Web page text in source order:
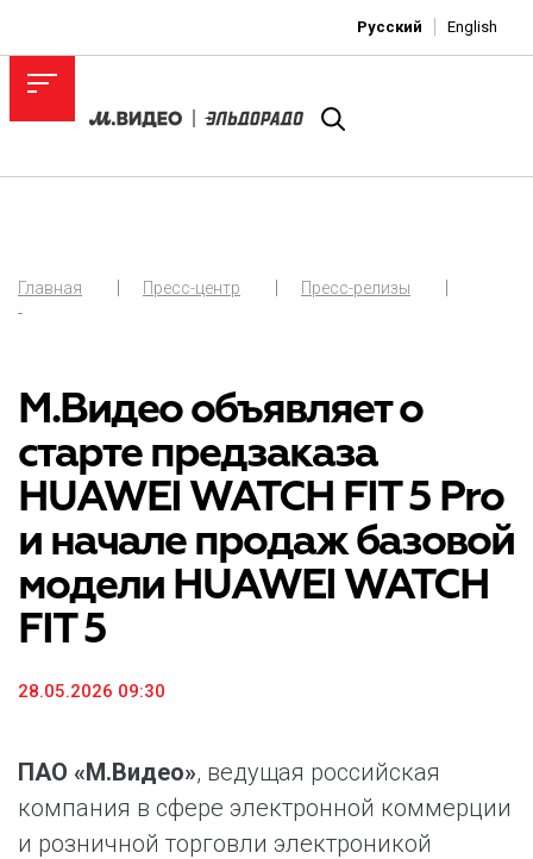
Русский English
Главная Пресс-центр
Пресс-релизы
-
М.Видео объявляет о
старте предзаказа
HUAWEI WATCH FIT 5 Pro
и начале продаж базовой
модели HUAWEI WATCH
FIT 5
28.05.2026 09:30
ПАО «М.Видео», ведущая российская
компания в сфере электронной коммерции
и розничной торговли электроникой